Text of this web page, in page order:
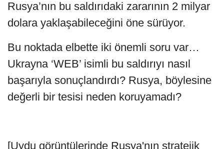
Rusya’nın bu saldırıdaki zararının 2 milyar
dolara yaklaşabileceğini öne sürüyor.
Bu noktada elbette iki önemli soru var…
Ukrayna ‘WEB’ isimli bu saldırıyı nasıl
başarıyla sonuçlandırdı? Rusya, böylesine
değerli bir tesisi neden koruyamadı?
[Uydu görüntülerinde Rusya'nın stratejik